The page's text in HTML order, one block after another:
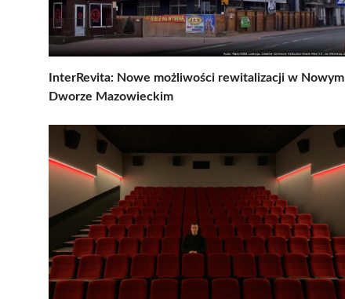
InterRevita: Nowe możliwości rewitalizacji w Nowym
Dworze Mazowieckim